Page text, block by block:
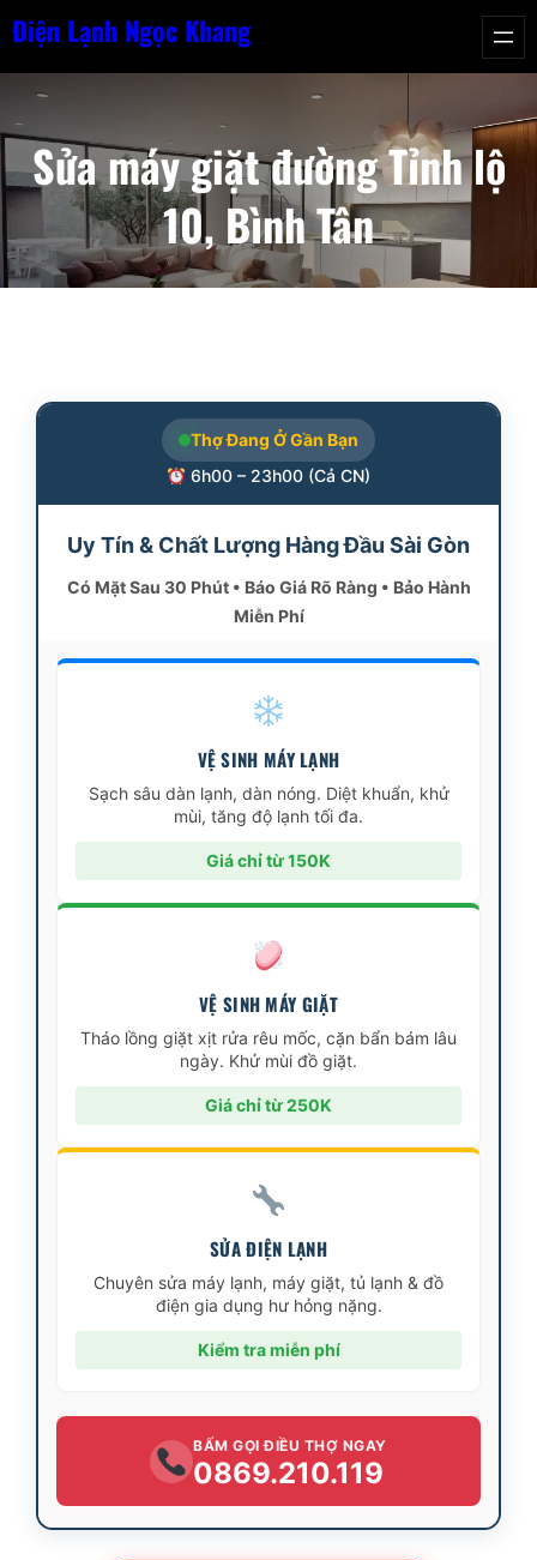
Chuyển
nội
dung
Điện Lạnh Ngọc Khang
Sửa máy giặt đường Tỉnh lộ
10, Bình Tân
Thợ Đang Ở Gần Bạn
6h00 – 23h00 (Cả CN)
Uy Tín & Chất Lượng Hàng Đầu Sài Gòn
Có Mặt Sau 30 Phút • Báo Giá Rõ Ràng • Bảo Hành
Miễn Phí
VỆ SINH MÁY LẠNH
Sạch sâu dàn lạnh, dàn nóng. Diệt khuẩn, khử
mùi, tăng độ lạnh tối đa.
Giá chỉ từ 150K
VỆ SINH MÁY GIẶT
Tháo lồng giặt xịt rửa rêu mốc, cặn bẩn bám lâu
ngày. Khử mùi đồ giặt.
Giá chỉ từ 250K
SỬA ĐIỆN LẠNH
Chuyên sửa máy lạnh, máy giặt, tủ lạnh & đồ
điện gia dụng hư hỏng nặng.
Kiểm tra miễn phí
BẤM GỌI ĐIỀU THỢ NGAY
0869.210.119